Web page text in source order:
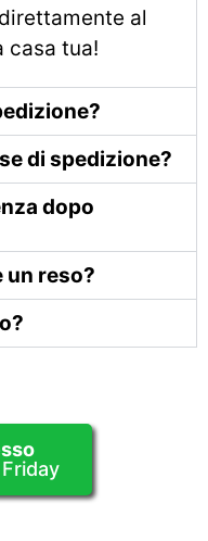
al
casa tua!
di spedizione?
dopo
un reso?